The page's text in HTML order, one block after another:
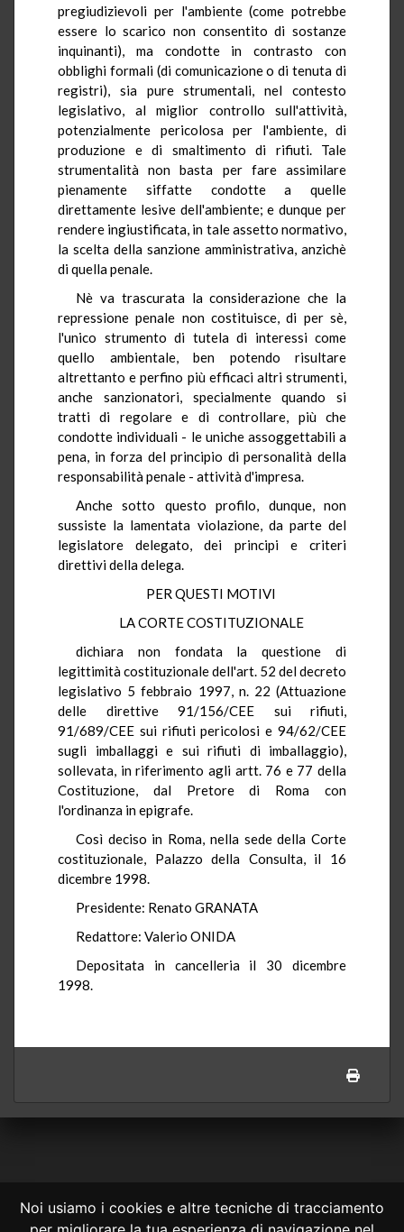
Noi usiamo i cookies e altre tecniche di tracciamento
pregiudizievoli per l'ambiente (come potrebbe
essere lo scarico non consentito di sostanze
inquinanti), ma condotte in contrasto con
obblighi formali (di comunicazione o di tenuta di
registri), sia pure strumentali, nel contesto
legislativo, al miglior controllo sull'attività,
potenzialmente pericolosa per l'ambiente, di
produzione e di smaltimento di rifiuti. Tale
strumentalità non basta per fare assimilare
pienamente siffatte condotte a quelle
direttamente lesive dell'ambiente; e dunque per
rendere ingiustificata, in tale assetto normativo,
la scelta della sanzione amministrativa, anzichè
di quella penale.
Nè va trascurata la considerazione che la
repressione penale non costituisce, di per sè,
l'unico strumento di tutela di interessi come
quello ambientale, ben potendo risultare
altrettanto e perfino più efficaci altri strumenti,
anche sanzionatori, specialmente quando si
tratti di regolare e di controllare, più che
condotte individuali - le uniche assoggettabili a
pena, in forza del principio di personalità della
responsabilità penale - attività d'impresa.
Anche sotto questo profilo, dunque, non
sussiste la lamentata violazione, da parte del
legislatore delegato, dei principi e criteri
direttivi della delega.
PER QUESTI MOTIVI
LA CORTE COSTITUZIONALE
dichiara non fondata la questione di
legittimità costituzionale dell'art. 52 del decreto
legislativo 5 febbraio 1997, n. 22 (Attuazione
delle direttive 91/156/CEE sui rifiuti,
91/689/CEE sui rifiuti pericolosi e 94/62/CEE
sugli imballaggi e sui rifiuti di imballaggio),
sollevata, in riferimento agli artt. 76 e 77 della
Costituzione, dal Pretore di Roma con
l'ordinanza in epigrafe.
Così deciso in Roma, nella sede della Corte
costituzionale, Palazzo della Consulta, il 16
dicembre 1998.
Presidente: Renato GRANATA
Redattore: Valerio ONIDA
Depositata in cancelleria il 30 dicembre
1998.